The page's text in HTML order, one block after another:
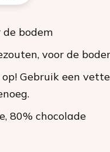
de bodem
, voor de
Gebruik een
, 80% chocolade